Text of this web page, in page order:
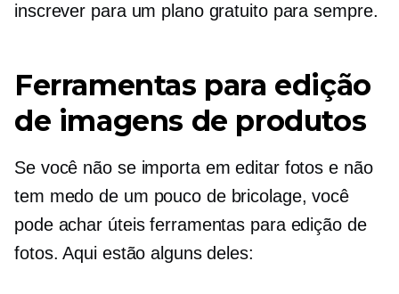
inscrever para um plano gratuito para sempre.
Ferramentas para edição
de imagens de produtos
Se você não se importa em editar fotos e não
tem medo de um pouco de bricolage, você
pode achar úteis ferramentas para edição de
fotos. Aqui estão alguns deles: